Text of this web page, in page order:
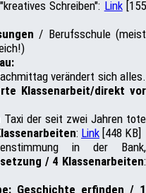
"kreatives Schreiben": Link[155
/ Berufsschule (meist
verändert sich alles.
Klassenarbeit/direkt vor
Taxi der seit zwei Jahren tote
: Link [448 KB]
in der Bank,
/ 4 Klassenarbeiten:
Geschichte erfinden / 1